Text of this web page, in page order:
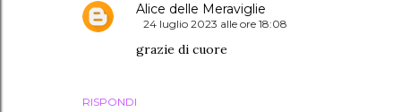
RISPONDI
Alice delle Meraviglie
24 luglio 2023 alle ore 18:08
grazie di cuore